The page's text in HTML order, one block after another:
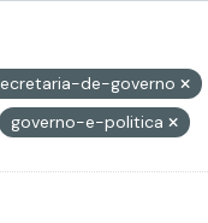
de-governo
governo-e-politica